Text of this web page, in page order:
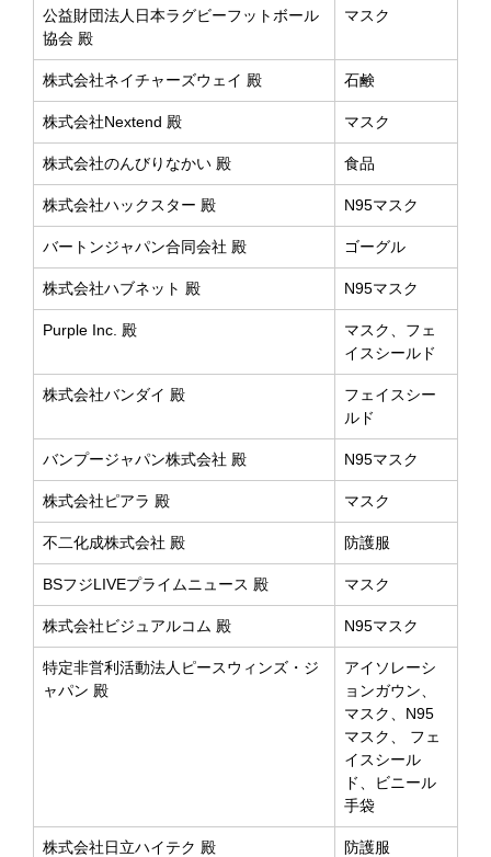
公益財団法人日本ラグビーフットボール
協会 殿
マスク
株式会社ネイチャーズウェイ 殿 石鹸
株式会社Nextend 殿 マスク
株式会社のんびりなかい 殿 食品
株式会社ハックスター 殿 N95マスク
バートンジャパン合同会社 殿 ゴーグル
株式会社ハブネット 殿 N95マスク
Purple Inc. 殿
マスク、フェ
イスシールド
株式会社バンダイ 殿
フェイスシー
ルド
バンプージャパン株式会社 殿 N95マスク
株式会社ピアラ 殿 マスク
不二化成株式会社 殿 防護服
BSフジLIVEプライムニュース 殿 マスク
株式会社ビジュアルコム 殿 N95マスク
特定非営利活動法人ピースウィンズ・ジ
ャパン 殿
アイソレーシ
ョンガウン、
マスク、N95
マスク、 フェ
イスシール
ド、ビニール
手袋
株式会社日立ハイテク 殿 防護服